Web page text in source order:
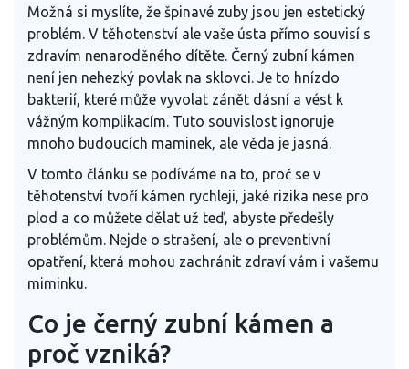
Možná si myslíte, že špinavé zuby jsou jen estetický
problém. V těhotenství ale vaše ústa přímo souvisí s
zdravím nenaroděného dítěte. Černý zubní kámen
není jen nehezký povlak na sklovci. Je to hnízdo
bakterií, které může vyvolat zánět dásní a vést k
vážným komplikacím. Tuto souvislost ignoruje
mnoho budoucích maminek, ale věda je jasná.
V tomto článku se podíváme na to, proč se v
těhotenství tvoří kámen rychleji, jaké rizika nese pro
plod a co můžete dělat už teď, abyste předešly
problémům. Nejde o strašení, ale o preventivní
opatření, která mohou zachránit zdraví vám i vašemu
miminku.
Co je černý zubní kámen a
proč vzniká?